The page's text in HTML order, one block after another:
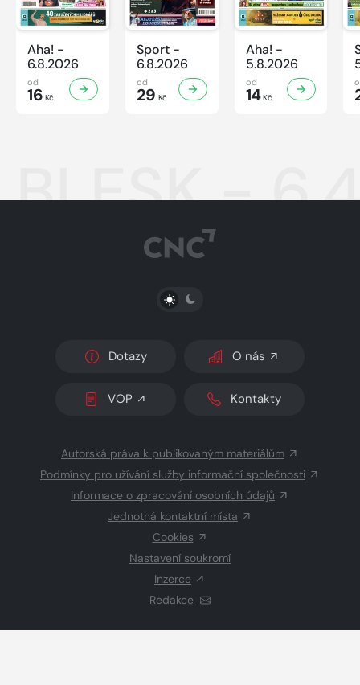
Aha! -
6.8.2026
od
16 Kč
Sport -
6.8.2026
od
29 Kč
Aha! -
5.8.2026
od
14Kč
BLESK -
PŘEPNOUT SVĚTLÝ/TMAVÝ REŽIM
Dotazy O nás
VOP Kontakty
Autorská práva k publikovaným materiálům
Podmínky pro užívání služby informační společnosti
Informace o zpracování osobních údajů
Jednotná kontaktní místa
Cookies
Nastavení soukromí
Inzerce
Redakce